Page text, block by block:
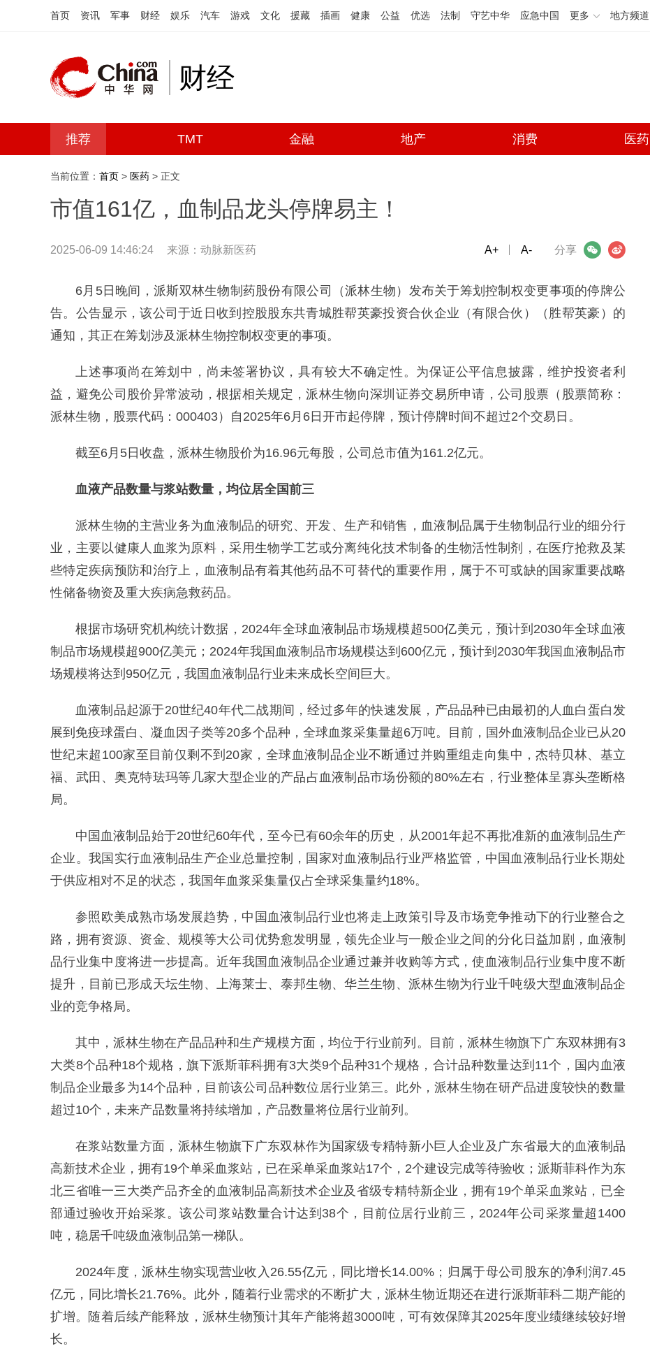
首页 资讯 军事 财经 娱乐 汽车 游戏 文化 援藏 插画 健康 公益 优选 法制 守艺中华 应急中国 更多 地方频道
财经
推荐 TMT 金融 地产 消费 医药
当前位置： 首页 > 医药 > 正文
市值161亿，血制品龙头停牌易主！
2025-06-09 14:46:24 来源：动脉新医药 分享
微信 微博
A+ A-
6月5日晚间，派斯双林生物制药股份有限公司（派林生物）发布关于筹划控制权变更事项的停牌公
告。公告显示，该公司于近日收到控股股东共青城胜帮英豪投资合伙企业（有限合伙）（胜帮英豪）的
通知，其正在筹划涉及派林生物控制权变更的事项。
上述事项尚在筹划中，尚未签署协议，具有较大不确定性。为保证公平信息披露，维护投资者利
益，避免公司股价异常波动，根据相关规定，派林生物向深圳证券交易所申请，公司股票（股票简称：
派林生物，股票代码：000403）自2025年6月6日开市起停牌，预计停牌时间不超过2个交易日。
截至6月5日收盘，派林生物股价为16.96元每股，公司总市值为161.2亿元。
血液产品数量与浆站数量，均位居全国前三
派林生物的主营业务为血液制品的研究、开发、生产和销售，血液制品属于生物制品行业的细分行
业，主要以健康人血浆为原料，采用生物学工艺或分离纯化技术制备的生物活性制剂，在医疗抢救及某
些特定疾病预防和治疗上，血液制品有着其他药品不可替代的重要作用，属于不可或缺的国家重要战略
性储备物资及重大疾病急救药品。
根据市场研究机构统计数据，2024年全球血液制品市场规模超500亿美元，预计到2030年全球血液
制品市场规模超900亿美元；2024年我国血液制品市场规模达到600亿元，预计到2030年我国血液制品市
场规模将达到950亿元，我国血液制品行业未来成长空间巨大。
血液制品起源于20世纪40年代二战期间，经过多年的快速发展，产品品种已由最初的人血白蛋白发
展到免疫球蛋白、凝血因子类等20多个品种，全球血浆采集量超6万吨。目前，国外血液制品企业已从20
世纪末超100家至目前仅剩不到20家，全球血液制品企业不断通过并购重组走向集中，杰特贝林、基立
福、武田、奥克特珐玛等几家大型企业的产品占血液制品市场份额的80%左右，行业整体呈寡头垄断格
局。
中国血液制品始于20世纪60年代，至今已有60余年的历史，从2001年起不再批准新的血液制品生产
企业。我国实行血液制品生产企业总量控制，国家对血液制品行业严格监管，中国血液制品行业长期处
于供应相对不足的状态，我国年血浆采集量仅占全球采集量约18%。
参照欧美成熟市场发展趋势，中国血液制品行业也将走上政策引导及市场竞争推动下的行业整合之
路，拥有资源、资金、规模等大公司优势愈发明显，领先企业与一般企业之间的分化日益加剧，血液制
品行业集中度将进一步提高。近年我国血液制品企业通过兼并收购等方式，使血液制品行业集中度不断
提升，目前已形成天坛生物、上海莱士、泰邦生物、华兰生物、派林生物为行业千吨级大型血液制品企
业的竞争格局。
其中，派林生物在产品品种和生产规模方面，均位于行业前列。目前，派林生物旗下广东双林拥有3
大类8个品种18个规格，旗下派斯菲科拥有3大类9个品种31个规格，合计品种数量达到11个，国内血液
制品企业最多为14个品种，目前该公司品种数位居行业第三。此外，派林生物在研产品进度较快的数量
超过10个，未来产品数量将持续增加，产品数量将位居行业前列。
在浆站数量方面，派林生物旗下广东双林作为国家级专精特新小巨人企业及广东省最大的血液制品
高新技术企业，拥有19个单采血浆站，已在采单采血浆站17个，2个建设完成等待验收；派斯菲科作为东
北三省唯一三大类产品齐全的血液制品高新技术企业及省级专精特新企业，拥有19个单采血浆站，已全
部通过验收开始采浆。该公司浆站数量合计达到38个，目前位居行业前三，2024年公司采浆量超1400
吨，稳居千吨级血液制品第一梯队。
2024年度，派林生物实现营业收入26.55亿元，同比增长14.00%；归属于母公司股东的净利润7.45
亿元，同比增长21.76%。此外，随着行业需求的不断扩大，派林生物近期还在进行派斯菲科二期产能的
扩增。随着后续产能释放，派林生物预计其年产能将超3000吨，可有效保障其2025年度业绩继续较好增
长。